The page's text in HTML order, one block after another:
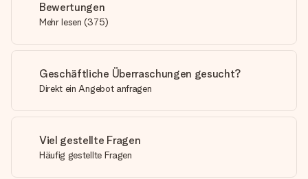
Bewertungen
Mehr lesen (375)
Geschäftliche Überraschungen gesucht?
Direkt ein Angebot anfragen
Viel gestellte Fragen
Häufig gestellte Fragen